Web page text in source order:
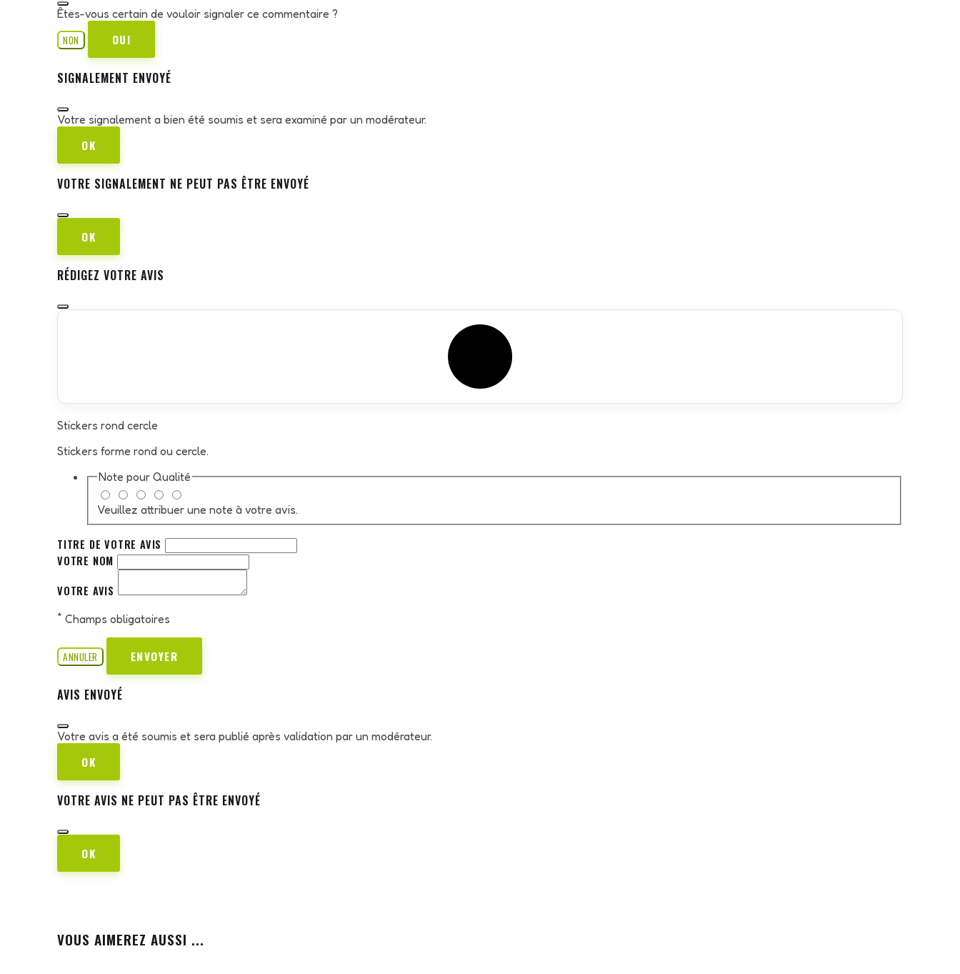
Êtes-vous certain de vouloir signaler ce commentaire ?
NON
OUI
SIGNALEMENT ENVOYÉ
Votre signalement a bien été soumis et sera examiné par un modérateur.
OK
VOTRE SIGNALEMENT NE PEUT PAS ÊTRE ENVOYÉ
OK
RÉDIGEZ VOTRE AVIS
Stickers rond cercle
Stickers forme rond ou cercle.
Note pour Qualité
Veuillez attribuer une note à votre avis.
TITRE DE VOTRE AVIS
VOTRE NOM
VOTRE AVIS
* Champs obligatoires
ANNULER ENVOYER
AVIS ENVOYÉ
Votre avis a été soumis et sera publié après validation par un modérateur.
OK
VOTRE AVIS NE PEUT PAS ÊTRE ENVOYÉ
OK
VOUS AIMEREZ AUSSI ...